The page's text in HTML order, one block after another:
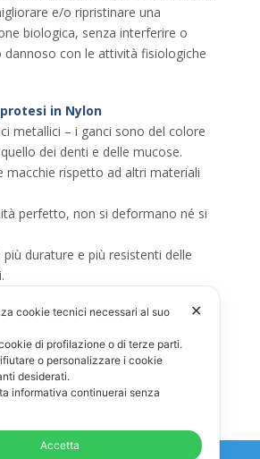
e/o ripristinare una
biologica, senza interferire o
con le attività fisiologiche
in Nylon
metallici – i ganci sono del colore
dei denti e delle mucose.
macchie rispetto ad altri materiali
perfetto, non si deformano né si
durature e più resistenti delle
✕
cookie tecnici necessari al suo
di profilazione o di terze parti.
o personalizzare i cookie
desiderati.
informativa continuerai senza
Accetta